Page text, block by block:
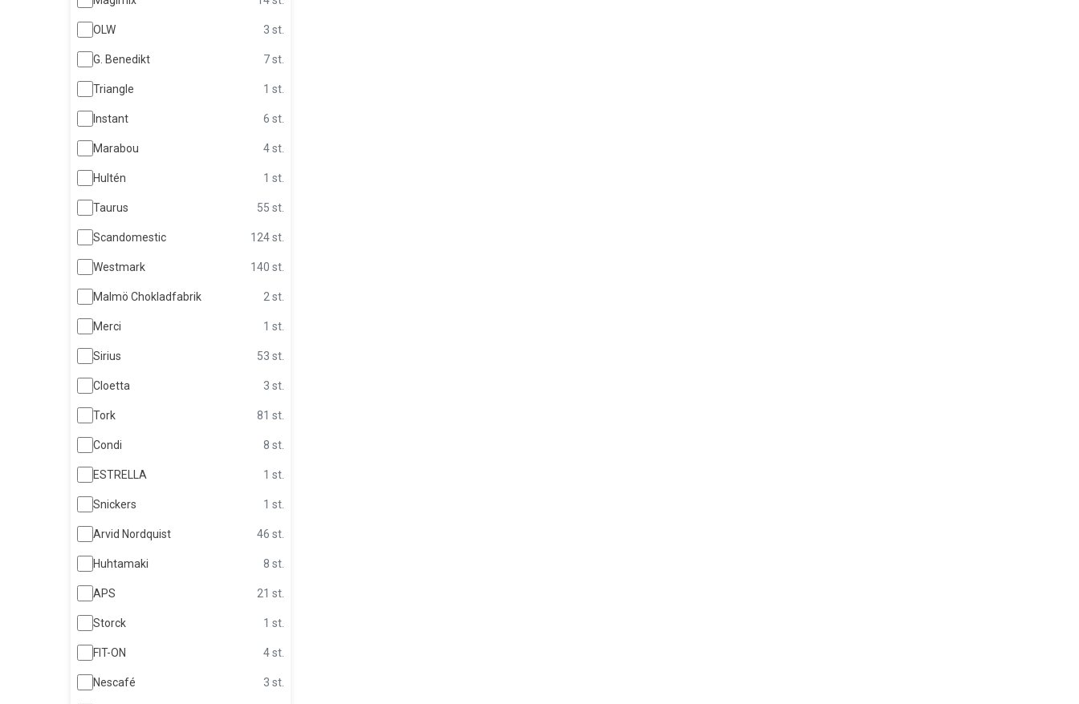
OLW 3 st.
G. Benedikt 7 st.
Triangle 1 st.
Instant 6 st.
Marabou 4 st.
Hultén 1 st.
Taurus 55 st.
Scandomestic 124 st.
Westmark 140 st.
Malmö Chokladfabrik 2 st.
Merci 1 st.
Sirius 53 st.
Cloetta 3 st.
Tork 81 st.
Condi 8 st.
ESTRELLA 1 st.
Snickers 1 st.
Arvid Nordquist 46 st.
Huhtamaki 8 st.
APS 21 st.
Storck 1 st.
FIT-ON 4 st.
Nescafé 3 st.